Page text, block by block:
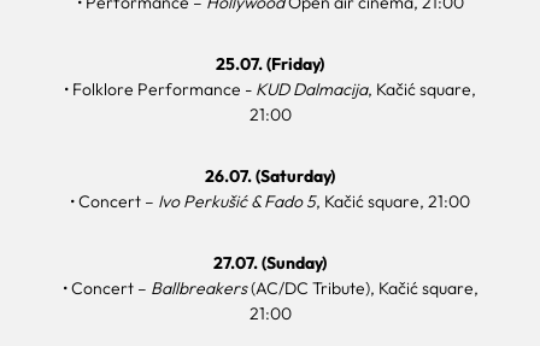
25.07. (Friday)
• Folklore Performance - KUD Dalmacija, Kačić square,
21:00
26.07. (Saturday)
• Concert – Ivo Perkušić & Fado 5, Kačić square, 21:00
27.07. (Sunday)
• Concert – Ballbreakers(AC/DC Tribute), Kačić square,
21:00